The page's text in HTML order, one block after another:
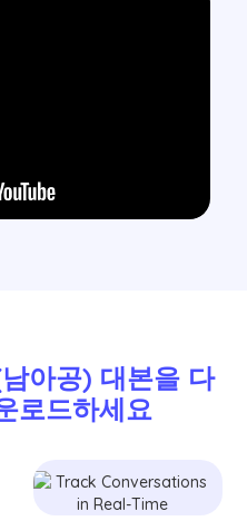
아공) 대본을 다
로드하세요